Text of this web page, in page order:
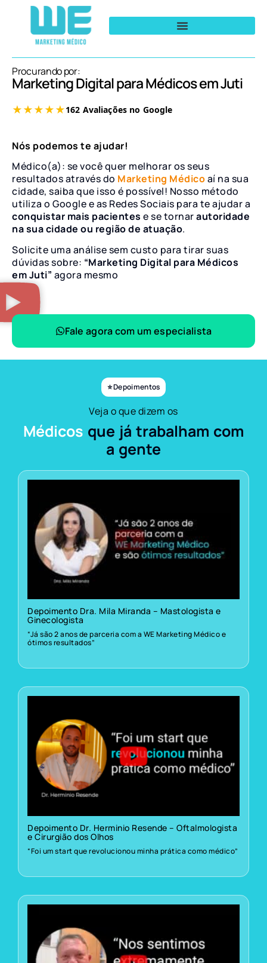
Procurando por:
Marketing Digital para Médicos em Juti
Nós podemos te ajudar!
Médico(a): se você quer melhorar os seus
resultados através do Marketing Médicoaí na sua
cidade, saiba que isso é possível! Nosso método
utiliza o Google e as Redes Sociais para te ajudar a
conquistar mais pacientes e se tornarautoridade
na sua cidade ou região de atuação.
Solicite uma análise sem custo para tirar suas
dúvidas sobre: “Marketing Digital para Médicos
em Juti” agora mesmo
Fale agora com um especialista
⭐ Depoimentos
Veja o que dizem os
Médicos que já trabalham com
a gente
Depoimento Dra. Mila Miranda – Mastologista e
Ginecologista
“Já são 2 anos de parceria com a WE Marketing Médico e
ótimos resultados”
Depoimento Dr. Herminio Resende – Oftalmologista
e Cirurgião dos Olhos
“Foi um start que revolucionou minha prática como médico”